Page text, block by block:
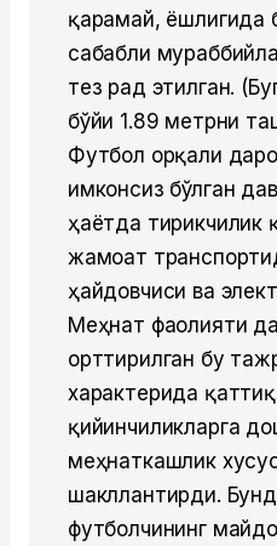
қарамай, ёшлигида
сабабли
тез рад этилган.
бўйи 1.89 метрни
Футбол орқали
имконсиз бўлган
ҳаётда
жамоат
ҳайдовчиси ва
Меҳнат фаолияти
орттирилган бу
характерида
қийинчиликларга
меҳнаткашлик
шакллантирди.
футболчининг